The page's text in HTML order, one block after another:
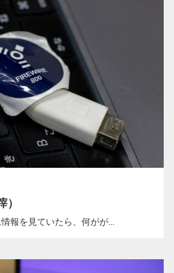
）
報を見ていたら、何がが...